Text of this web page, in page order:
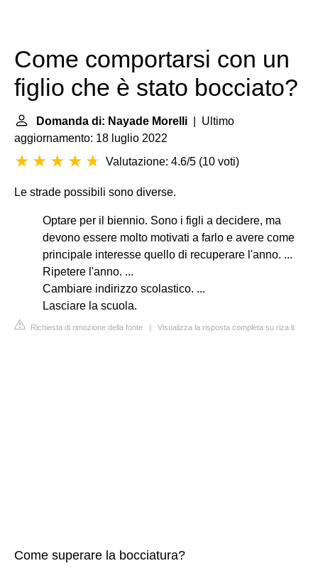
Come comportarsi con un
figlio che è stato bocciato?
Domanda di: Nayade Morelli | Ultimo
aggiornamento: 18 luglio 2022
Valutazione: 4.6/5 (10 voti)
Le strade possibili sono diverse.
Optare per il biennio. Sono i figli a decidere, ma
devono essere molto motivati a farlo e avere come
principale interesse quello di recuperare l'anno. ...
Ripetere l'anno. ...
Cambiare indirizzo scolastico. ...
Lasciare la scuola.
Richiesta di rimozione della fonte | Visualizza la risposta completa su riza.it
Come superare la bocciatura?